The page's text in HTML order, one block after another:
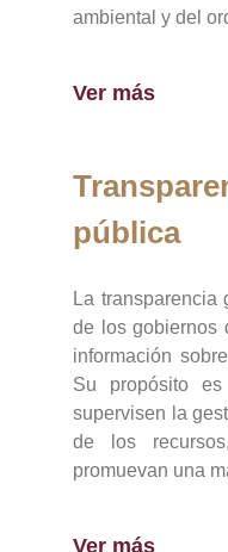
ambiental y del
Ver más
pública
La transparencia
de los gobiernos
información
Su propósito
supervisen la
de los
promuevan una
Ver más